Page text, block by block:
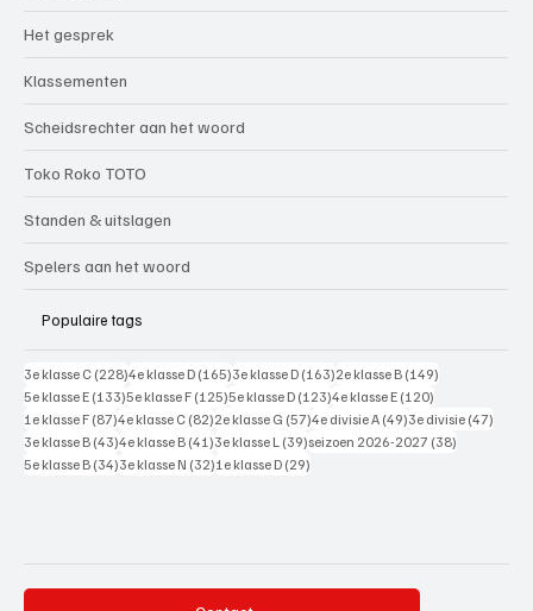
Het gesprek
Klassementen
Scheidsrechter aan het woord
Toko Roko TOTO
Standen & uitslagen
Spelers aan het woord
Populaire tags
3e klasse C (228)228 posts
4e klasse D (165)165 posts
3e klasse D (163)163 posts
2e klasse B (149)
5e klasse E (133)133 posts
5e klasse F (125)125 posts
5e klasse D (123)123 posts
4e klasse E (120)
1e klasse F (87)87 posts
4e klasse C (82)82 posts
2e klasse G (57)57 posts
4e divisie A (49)49 posts
3e divisie (47)
3e klasse B (43)43 posts
4e klasse B (41)41 posts
3e klasse L (39)39 posts
seizoen 2026-2027 (38)
5e klasse B (34)34 posts
3e klasse N (32)32 posts
1e klasse D (29)